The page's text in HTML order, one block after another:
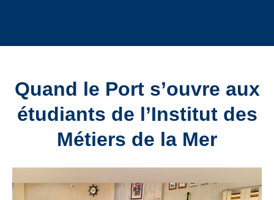
Quand le Port s’ouvre aux
étudiants de l’Institut des
Métiers de la Mer